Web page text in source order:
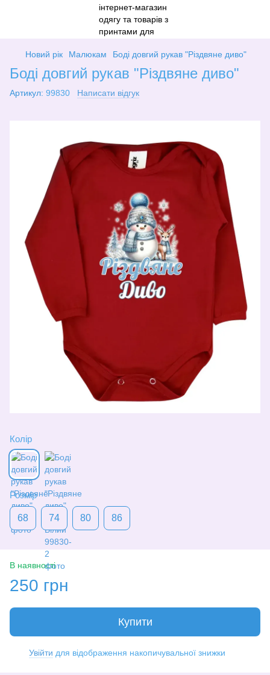
Новий рік Малюкам Боді довгий рукав "Різдвяне диво"
Боді довгий рукав "Різдвяне диво"
Артикул: 99830 Написати відгук
Колір
Розмір
68 74 80 86
В наявності
250 грн
Купити
Увійти для відображення накопичувальної знижки